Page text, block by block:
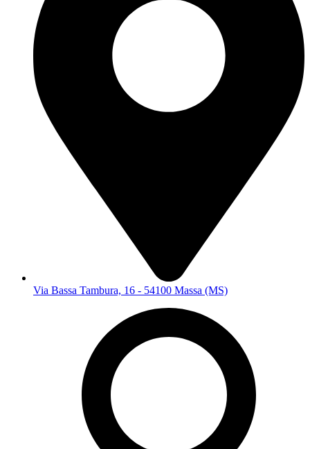
Via Bassa Tambura, 16 - 54100 Massa (MS)